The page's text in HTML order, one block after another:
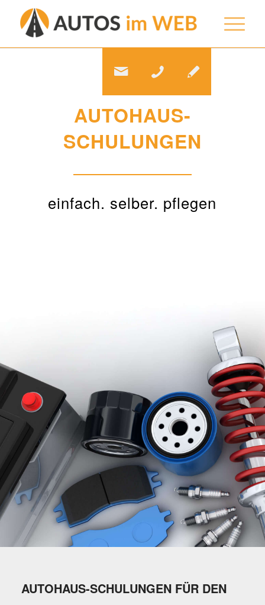
AUTOHAUS-
SCHULUNGEN
einfach. selber. pflegen
AUTOHAUS-SCHULUNGEN FÜR DEN